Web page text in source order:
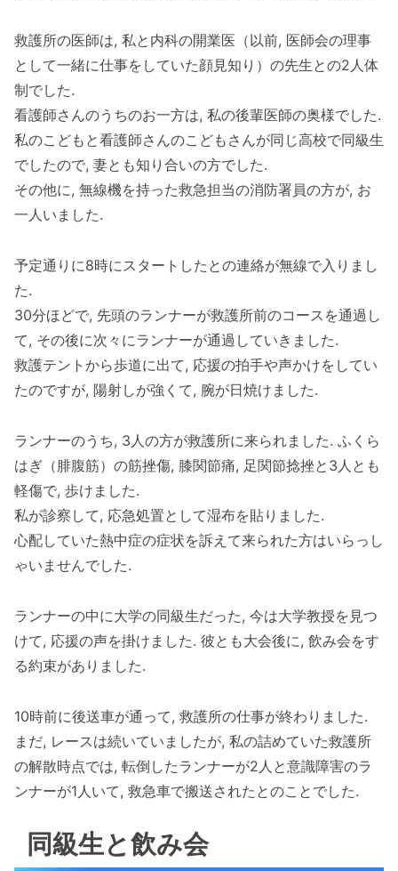
救護所の医師は, 私と内科の開業医（以前, 医師会の理事
として一緒に仕事をしていた顔見知り）の先生との2人体
制でした.
看護師さんのうちのお一方は, 私の後輩医師の奥様でした.
私のこどもと看護師さんのこどもさんが同じ高校で同級生
でしたので, 妻とも知り合いの方でした.
その他に, 無線機を持った救急担当の消防署員の方が, お
一人いました.
予定通りに8時にスタートしたとの連絡が無線で入りまし
た.
30分ほどで, 先頭のランナーが救護所前のコースを通過し
て, その後に次々にランナーが通過していきました.
救護テントから歩道に出て, 応援の拍手や声かけをしてい
たのですが, 陽射しが強くて, 腕が日焼けました.
ランナーのうち, 3人の方が救護所に来られました. ふくら
はぎ（腓腹筋）の筋挫傷, 膝関節痛, 足関節捻挫と3人とも
軽傷で, 歩けました.
私が診察して, 応急処置として湿布を貼りました.
心配していた熱中症の症状を訴えて来られた方はいらっし
ゃいませんでした.
ランナーの中に大学の同級生だった, 今は大学教授を見つ
けて, 応援の声を掛けました. 彼とも大会後に, 飲み会をす
る約束がありました.
10時前に後送車が通って, 救護所の仕事が終わりました.
まだ, レースは続いていましたが, 私の詰めていた救護所
の解散時点では, 転倒したランナーが2人と意識障害のラ
ンナーが1人いて, 救急車で搬送されたとのことでした.
同級生と飲み会